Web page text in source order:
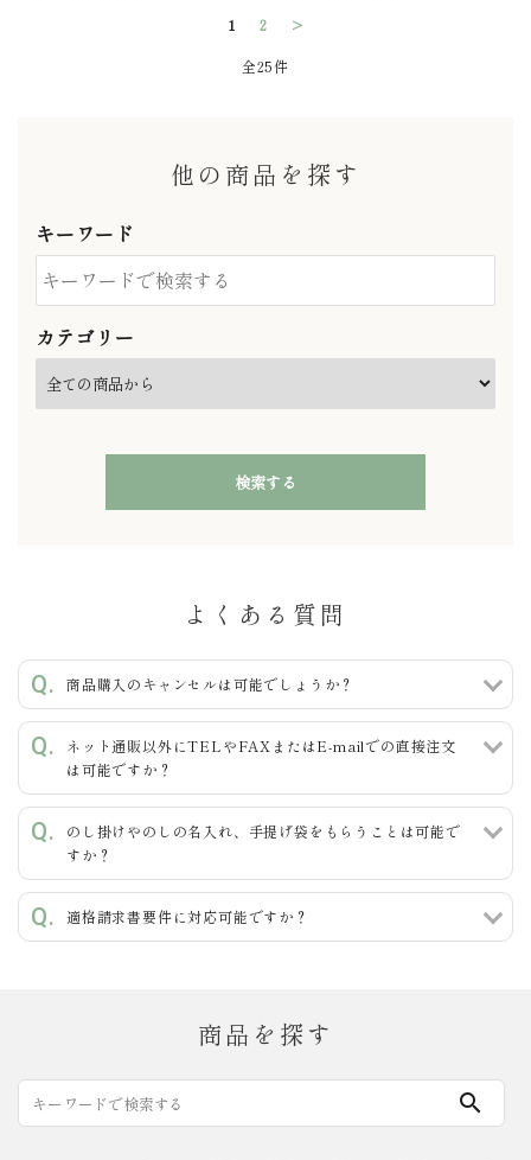
1 2 >
全25件
他の商品を探す
キーワード
カテゴリー
検索する
カテゴリー
よくある質問
商品購入のキャンセルは可能でしょうか？
ネット通販以外にTELやFAXまたはE-mailでの直接注文
は可能ですか？
のし掛けやのしの名入れ、手提げ袋をもらうことは可能で
すか？
適格請求書要件に対応可能ですか？
商品を探す
search